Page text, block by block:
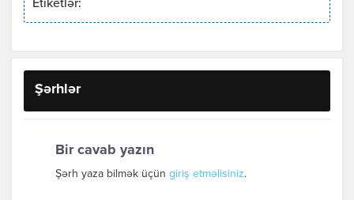
Etiketlər:
Şərhlər
Bir cavab yazın
Şərh yaza bilmək üçün giriş etməlisiniz.